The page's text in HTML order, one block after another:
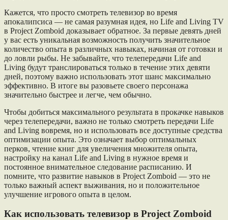
Кажется, что просто смотреть телевизор во время
апокалипсиса — не самая разумная идея, но Life and Living TV
в Project Zomboid доказывает обратное. За первые девять дней
у вас есть уникальная возможность получить значительное
количество опыта в различных навыках, начиная от готовки и
до ловли рыбы. Не забывайте, что телепередачи Life and
Living будут транслироваться только в течение этих девяти
дней, поэтому важно использовать этот шанс максимально
эффективно. В итоге вы разовьете своего персонажа
значительно быстрее и легче, чем обычно.
Чтобы добиться максимального результата в прокачке навыков
через телепередачи, важно не только смотреть передачи Life
and Living вовремя, но и использовать все доступные средства
оптимизации опыта. Это означает выбор оптимальных
перков, чтение книг для увеличения множителя опыта,
настройку на канал Life and Living в нужное время и
постоянное внимательное следование расписанию. И
помните, что развитие навыков в Project Zomboid — это не
только важный аспект выживания, но и положительное
улучшение игрового опыта в целом.
Как использовать телевизор в Project Zomboid